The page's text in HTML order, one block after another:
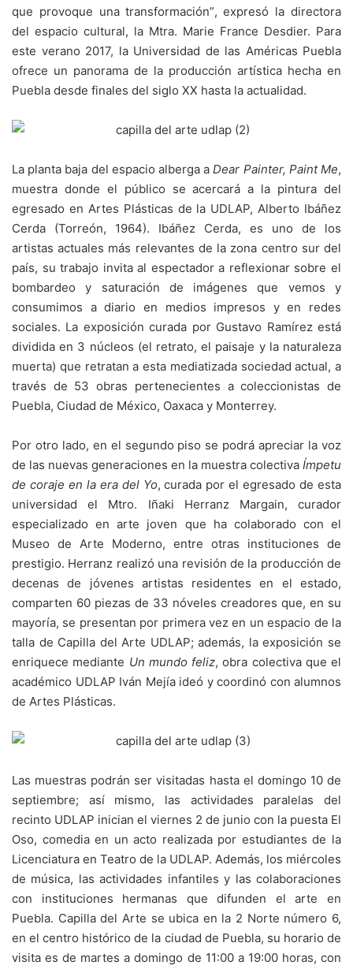
que provoque una transformación”, expresó la directora
del espacio cultural, la Mtra. Marie France Desdier. Para
este verano 2017, la Universidad de las Américas Puebla
ofrece un panorama de la producción artística hecha en
Puebla desde finales del siglo XX hasta la actualidad.
La planta baja del espacio alberga aDear Painter, Paint Me,
muestra donde el público se acercará a la pintura del
egresado en Artes Plásticas de la UDLAP, Alberto Ibáñez
Cerda (Torreón, 1964). Ibáñez Cerda, es uno de los
artistas actuales más relevantes de la zona centro sur del
país, su trabajo invita al espectador a reflexionar sobre el
bombardeo y saturación de imágenes que vemos y
consumimos a diario en medios impresos y en redes
sociales. La exposición curada por Gustavo Ramírez está
dividida en 3 núcleos (el retrato, el paisaje y la naturaleza
muerta) que retratan a esta mediatizada sociedad actual, a
través de 53 obras pertenecientes a coleccionistas de
Puebla, Ciudad de México, Oaxaca y Monterrey.
Por otro lado, en el segundo piso se podrá apreciar la voz
de las nuevas generaciones en la muestra colectiva Ímpetu
de coraje en la era del Yo, curada por el egresado de esta
universidad el Mtro. Iñaki Herranz Margain, curador
especializado en arte joven que ha colaborado con el
Museo de Arte Moderno, entre otras instituciones de
prestigio. Herranz realizó una revisión de la producción de
decenas de jóvenes artistas residentes en el estado,
comparten 60 piezas de 33 nóveles creadores que, en su
mayoría, se presentan por primera vez en un espacio de la
talla de Capilla del Arte UDLAP; además, la exposición se
enriquece mediante Un mundo feliz, obra colectiva que el
académico UDLAP Iván Mejía ideó y coordinó con alumnos
de Artes Plásticas.
Las muestras podrán ser visitadas hasta el domingo 10 de
septiembre; así mismo, las actividades paralelas del
recinto UDLAP inician el viernes 2 de junio con la puesta El
Oso, comedia en un acto realizada por estudiantes de la
Licenciatura en Teatro de la UDLAP. Además, los miércoles
de música, las actividades infantiles y las colaboraciones
con instituciones hermanas que difunden el arte en
Puebla. Capilla del Arte se ubica en la 2 Norte número 6,
en el centro histórico de la ciudad de Puebla, su horario de
visita es de martes a domingo de 11:00 a 19:00 horas, con